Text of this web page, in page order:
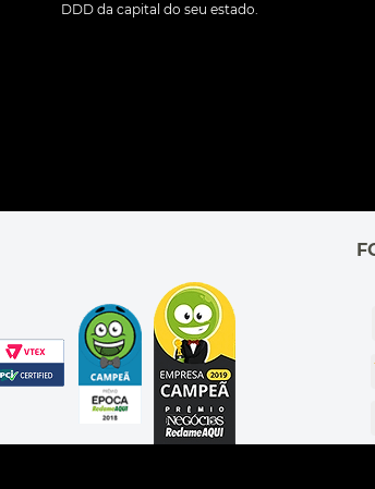
DDD da capital do seu estado.